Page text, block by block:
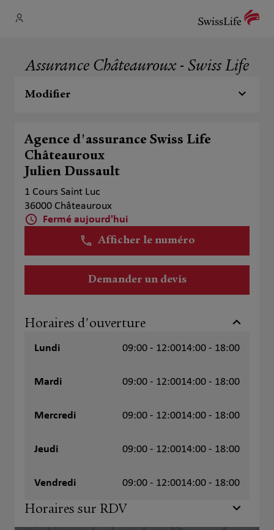
Assurance Châteauroux - Swiss Life
Modifier
Agence d'assurance Swiss Life
Châteauroux
Julien Dussault
1 Cours Saint Luc
36000 Châteauroux
Fermé aujourd'hui
Afficher le numéro
Demander un devis
Horaires d'ouverture
Lundi 09:00 - 12:0014:00 - 18:00
Mardi 09:00 - 12:0014:00 - 18:00
Mercredi 09:00 - 12:0014:00 - 18:00
Jeudi 09:00 - 12:0014:00 - 18:00
Vendredi 09:00 - 12:0014:00 - 18:00
Horaires sur RDV